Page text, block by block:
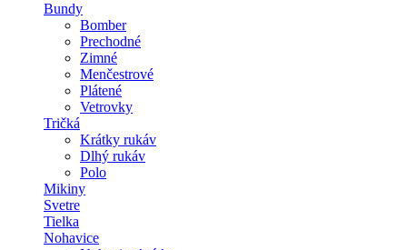
Bundy
Bomber
Prechodné
Zimné
Menčestrové
Plátené
Vetrovky
Tričká
Krátky rukáv
Dlhý rukáv
Polo
Mikiny
Svetre
Tielka
Nohavice